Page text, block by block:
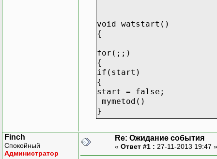
void watstart()
{
for(;;)
{
if(start)
{
start = false;
mymetod()
}
}
Finch
Спокойный
Администратор
Re: Ожидание события
« Ответ #1 : 27-11-2013 19:47